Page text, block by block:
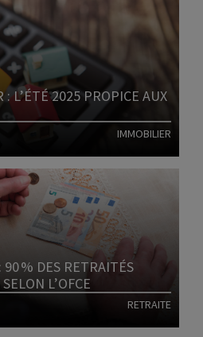
Lire l'article
L’ÉTÉ 2025 PROPICE AUX
IMMOBILIER
Lire l'article
90 % DES RETRAITÉS
L’OFCE
RETRAITE